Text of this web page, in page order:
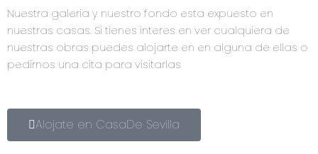
Nuestra galeria y nuestro fondo esta expuesto en
nuestras casas. Si tienes interes en ver cualquiera de
nuestras obras puedes alojarte en en alguna de ellas o
pedirnos una cita para visitarlas
Alojate en CasaDe Sevilla